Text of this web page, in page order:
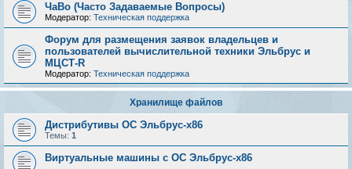
ЧаВо (Часто Задаваемые Вопросы)
Модератор: Техническая поддержка
Форум для размещения заявок владельцев и
пользователей вычислительной техники Эльбрус и
МЦСТ-R
Модератор: Техническая поддержка
Хранилище файлов
Дистрибутивы ОС Эльбрус-x86
Темы: 1
Виртуальные машины с ОС Эльбрус-x86